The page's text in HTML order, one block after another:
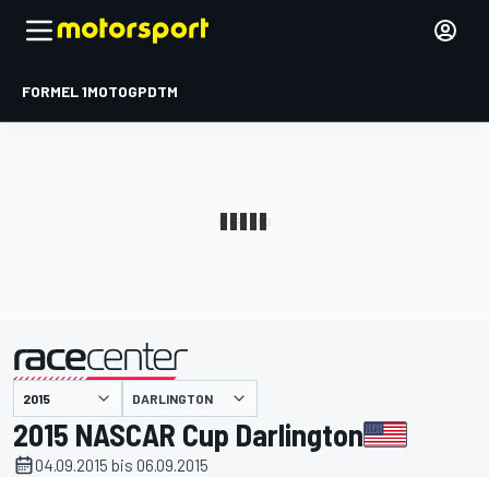
FORMEL 1MOTOGPDTM
DARLINGTON
2015 NASCAR Cup Darlington
04.09.2015 bis 06.09.2015